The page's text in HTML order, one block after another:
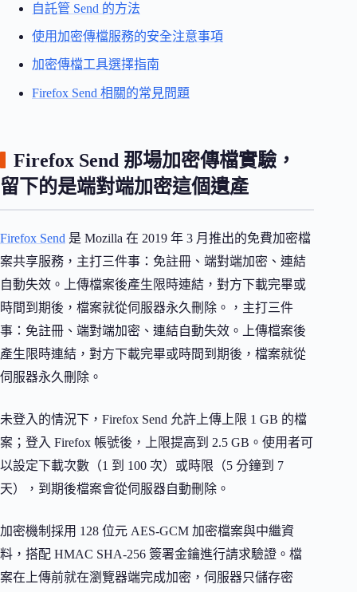
自託管 Send 的方法
使用加密傳檔服務的安全注意事項
加密傳檔工具選擇指南
Firefox Send 相關的常見問題
Firefox Send 那場加密傳檔實驗，
留下的是端對端加密這個遺產
Firefox Send 是 Mozilla 在 2019 年 3 月推出的免費加密檔
案共享服務，主打三件事：免註冊、端對端加密、連結
自動失效。上傳檔案後產生限時連結，對方下載完畢或
時間到期後，檔案就從伺服器永久刪除。，主打三件
事：免註冊、端對端加密、連結自動失效。上傳檔案後
產生限時連結，對方下載完畢或時間到期後，檔案就從
伺服器永久刪除。
未登入的情況下，Firefox Send 允許上傳上限 1 GB 的檔
案；登入 Firefox 帳號後，上限提高到 2.5 GB。使用者可
以設定下載次數（1 到 100 次）或時限（5 分鐘到 7
天），到期後檔案會從伺服器自動刪除。
加密機制採用 128 位元 AES-GCM 加密檔案與中繼資
料，搭配 HMAC SHA-256 簽署金鑰進行請求驗證。檔
案在上傳前就在瀏覽器端完成加密，伺服器只儲存密